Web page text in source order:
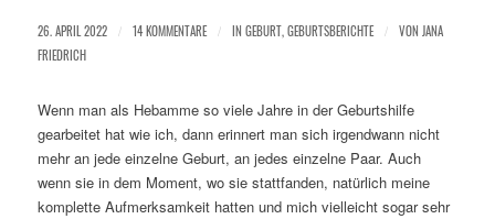
26. APRIL 2022 / 14 KOMMENTARE / IN GEBURT,GEBURTSBERICHTE / VON JANA
FRIEDRICH
Wenn man als Hebamme so viele Jahre in der Geburtshilfe
gearbeitet hat wie ich, dann erinnert man sich irgendwann nicht
mehr an jede einzelne Geburt, an jedes einzelne Paar. Auch
wenn sie in dem Moment, wo sie stattfanden, natürlich meine
komplette Aufmerksamkeit hatten und mich vielleicht sogar sehr